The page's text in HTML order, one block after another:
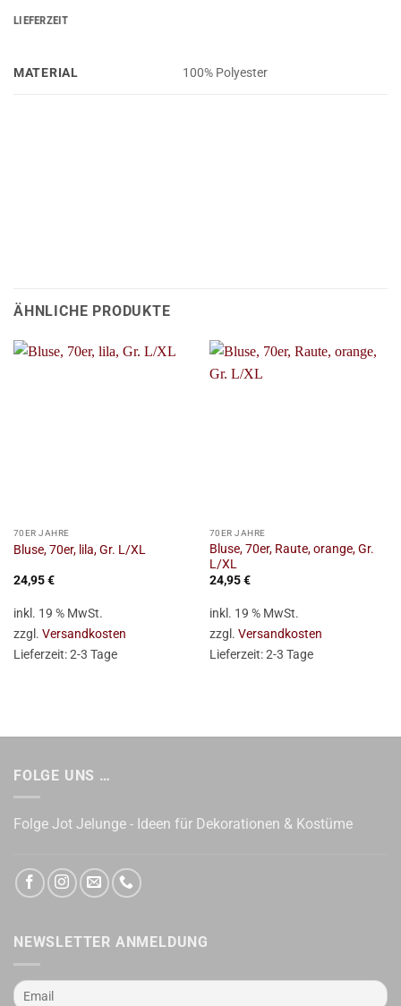
LIEFERZEIT
MATERIAL 100% Polyester
ÄHNLICHE PRODUKTE
70ER JAHRE
Bluse, 70er, lila, Gr. L/XL
24,95€
inkl. 19 % MwSt.
zzgl. Versandkosten
Lieferzeit:2-3 Tage
70ER JAHRE
Bluse, 70er, Raute, orange, Gr.
L/XL
24,95€
inkl. 19 % MwSt.
zzgl. Versandkosten
Lieferzeit:2-3 Tage
FOLGE UNS …
Folge Jot Jelunge - Ideen für Dekorationen & Kostüme
NEWSLETTER ANMELDUNG